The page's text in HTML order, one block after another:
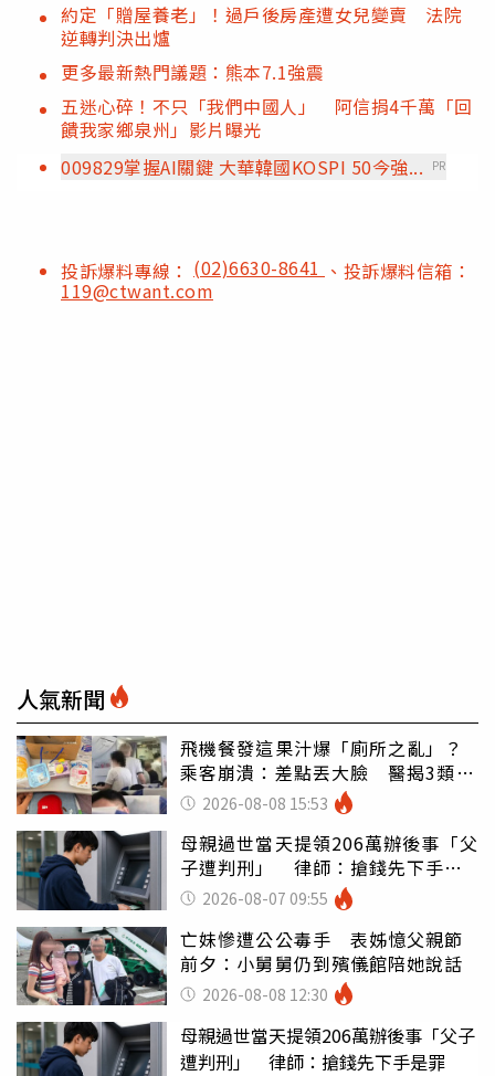
約定「贈屋養老」！過戶後房產遭女兒變賣 法院
逆轉判決出爐
更多最新熱門議題：熊本7.1強震
五迷心碎！不只「我們中國人」 阿信捐4千萬「回
饋我家鄉泉州」影片曝光
009829掌握AI關鍵 大華韓國KOSPI 50今強...
PR
投訴爆料專線： (02)6630-8641 、投訴爆料信箱：
119@ctwant.com
人氣新聞
飛機餐發這果汁爆「廁所之亂」？
乘客崩潰：差點丟大臉 醫揭3類人
別亂喝
2026-08-08 15:53
母親過世當天提領206萬辦後事「父
子遭判刑」 律師：搶錢先下手是
罪 2026-08-07 09:55
亡妹慘遭公公毒手 表姊憶父親節
前夕：小舅舅仍到殯儀館陪她說話
2026-08-08 12:30
母親過世當天提領206萬辦後事「父子
遭判刑」 律師：搶錢先下手是罪